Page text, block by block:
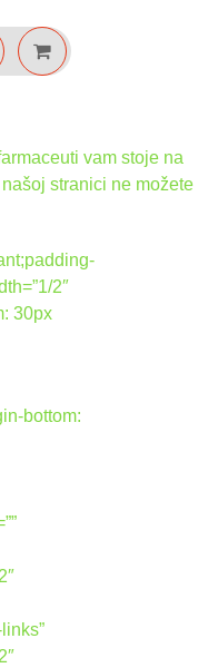
vam stoje na
stranici ne možete
2″
30px
bottom: